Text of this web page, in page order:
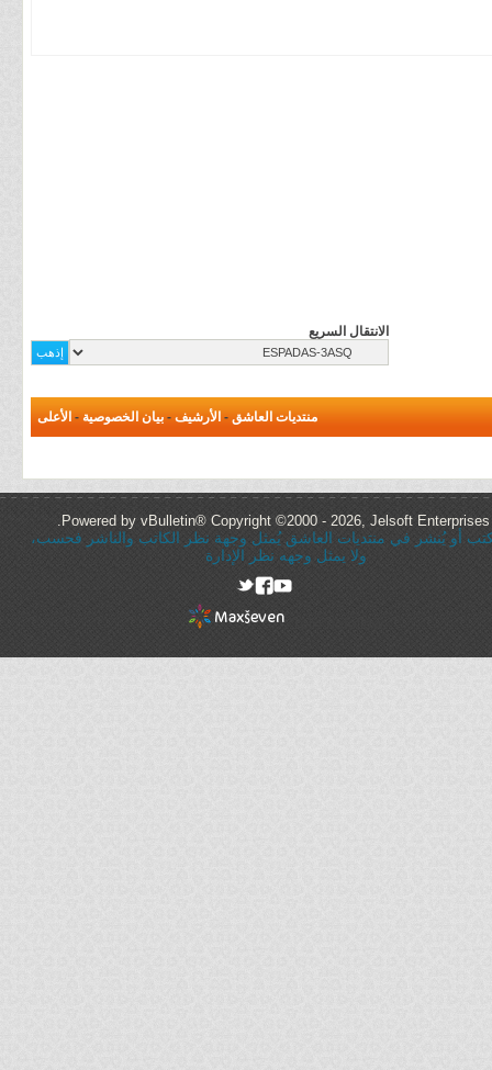
الانتقال السريع
منتديات العاشق - الأرشيف - بيان الخصوصية - الأعلى
Powered by vBulletin® Copyright ©2000 - 2026, Jelsoft Enterprises
أو يُنشر في منتديات العاشق يُمثل وجهة نظر الكاتب والناشر فحسب،
ولا يمثل وجهه نظر الإدارة